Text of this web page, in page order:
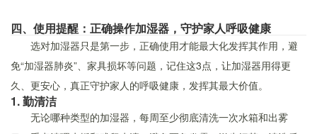
四、使用提醒：正确操作加湿器，守护家人呼吸健康
选对加湿器只是第一步，正确使用才能最大化发挥其作用，避
免“加湿器肺炎”、家具损坏等问题，记住这3点，让加湿器用得更
久、更安心，真正守护家人的呼吸健康，发挥其最大价值。
1. 勤清洁
无论哪种类型的加湿器，每周至少彻底清洗一次水箱和出雾